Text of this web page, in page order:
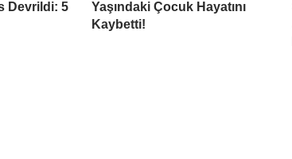
Devrildi: 5
Yaşındaki Çocuk Hayatını
Kaybetti!